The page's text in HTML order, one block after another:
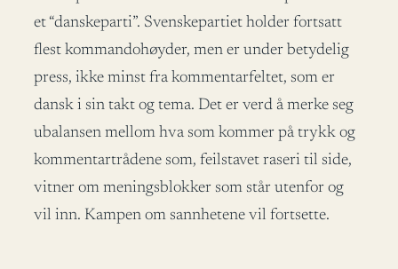
et “danskeparti”. Svenskepartiet holder fortsatt
flest kommandohøyder, men er under betydelig
press, ikke minst fra kommentarfeltet, som er
dansk i sin takt og tema. Det er verd å merke seg
ubalansen mellom hva som kommer på trykk og
kommentartrådene som, feilstavet raseri til side,
vitner om meningsblokker som står utenfor og
vil inn. Kampen om sannhetene vil fortsette.